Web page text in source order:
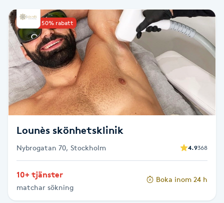
Babylights
Balayage
Bambumassage
Barber
Barnklippning
BIAB
Blowout
Upp till 50% rabatt
Lounès skönhetsklinik
Nybrogatan 70, Stockholm 4.9368
10+ tjänster
matchar sökning
Boka inom 24 h